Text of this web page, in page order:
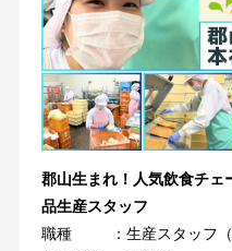
郡山生まれ！人気飲食チ
品生産スタッフ
職種
：生産スタッフ